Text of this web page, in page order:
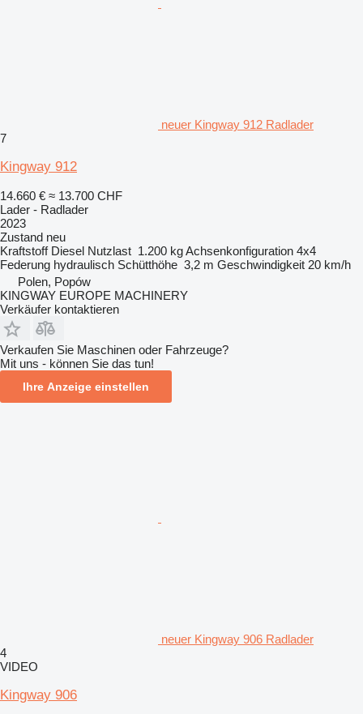
neuer Kingway 912 Radlader
7
Kingway 912
14.660 € ≈ 13.700 CHF
Lader - Radlader
2023
Zustand neu
Kraftstoff Diesel Nutzlast 1.200 kgAchsenkonfiguration 4x4
Federung hydraulisch Schütthöhe 3,2 m Geschwindigkeit 20 km/h
Polen, Popów
KINGWAY EUROPE MACHINERY
Verkäufer kontaktieren
Verkaufen Sie Maschinen oder Fahrzeuge?
Mit uns - können Sie das tun!
Ihre Anzeige einstellen
neuer Kingway 906 Radlader
4
VIDEO
Kingway 906